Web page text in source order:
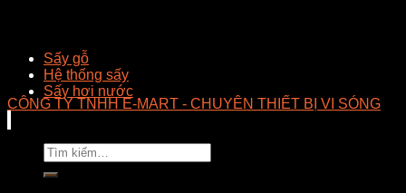
Sấy gỗ
Hệ thống sấy
Sấy hơi nước
CÔNG TY TNHH E-MART - CHUYÊN THIẾT BỊ VI SÓNG
Tìm
kiếm: